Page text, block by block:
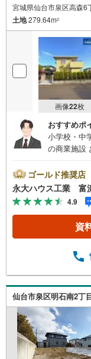
宮城県仙台市泉区高森6
土地279.64m2
画像22枚
おすすめポ
小学校・中
の商業施設
展開中！こ
介！1.＜豊
種別を問わ
や商業施設
お客様に
サポート
宅に関す
きます。各
ご家族様で
（定休日火
可能ですの
ゴールド推奨店
永大ハウス工業 富
4.9
資
仙台市泉区明石南2丁